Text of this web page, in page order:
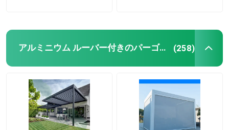
アルミニウム ルーバー付きのパーゴラ (258)